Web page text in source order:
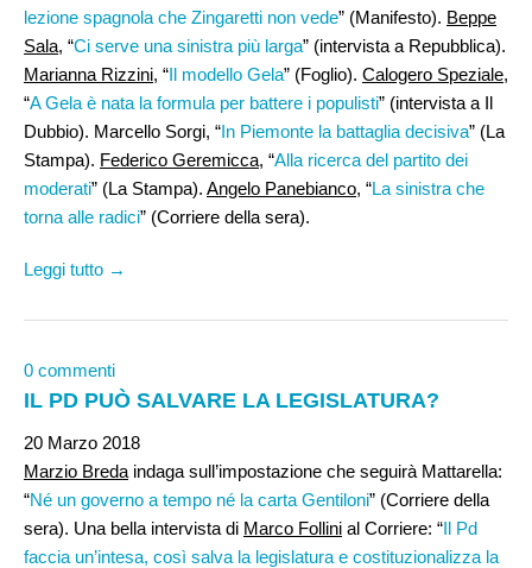
lezione spagnola che Zingaretti non vede” (Manifesto). Beppe
Sala, “Ci serve una sinistra più larga” (intervista a Repubblica).
Marianna Rizzini, “Il modello Gela” (Foglio). Calogero Speziale,
“A Gela è nata la formula per battere i populisti” (intervista a Il
Dubbio). Marcello Sorgi, “In Piemonte la battaglia decisiva” (La
Stampa). Federico Geremicca, “Alla ricerca del partito dei
moderati” (La Stampa). Angelo Panebianco, “La sinistra che
torna alle radici” (Corriere della sera).
Leggi tutto →
0 commenti
IL PD PUÒ SALVARE LA LEGISLATURA?
20 Marzo 2018
Marzio Breda indaga sull’impostazione che seguirà Mattarella:
“Né un governo a tempo né la carta Gentiloni” (Corriere della
sera). Una bella intervista di Marco Follini al Corriere: “Il Pd
faccia un’intesa, così salva la legislatura e costituzionalizza la